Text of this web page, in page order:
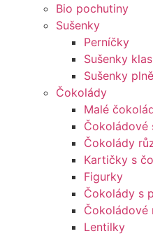
Bio pochutiny
Sušenky
Perníčky
Sušenky
Sušenky
Čokolády
Malé
Čokoládové
Čokolády
Kartičky s
Figurky
Čokolády s
Čokoládové
Lentilky